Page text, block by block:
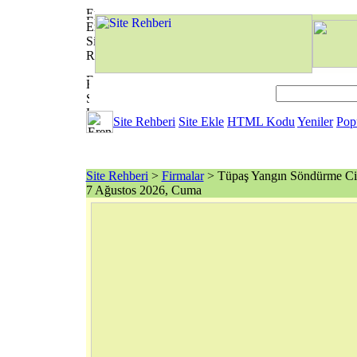
Site Rehberi Site Ekle HTML Kodu Yeniler
Site Rehberi > Firmalar> Tüpaş Yangın Söndürme
7 Ağustos 2026, Cuma